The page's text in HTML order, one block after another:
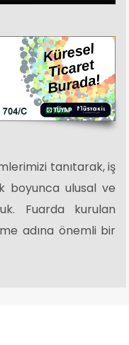
tanıtarak, iş
boyunca ulusal ve
Fuarda kurulan
adına önemli bir